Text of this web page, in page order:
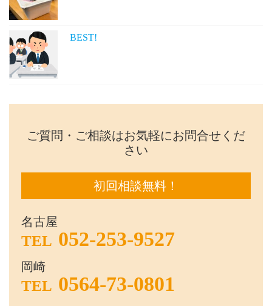
BEST!
ご質問・ご相談はお気軽にお問合せくだ
さい
初回相談無料！
名古屋
TEL 052-253-9527
岡崎
TEL 0564-73-0801